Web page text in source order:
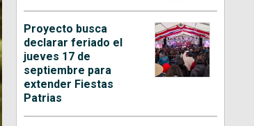
Proyecto busca
declarar feriado el
jueves 17 de
septiembre para
extender Fiestas
Patrias